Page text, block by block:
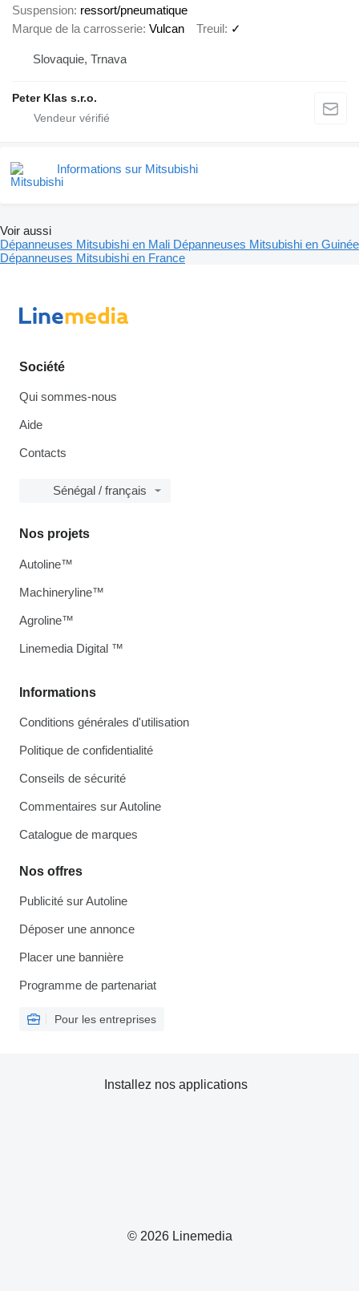
Suspension ressort/pneumatique
Marque de la carrosserie Vulcan Treuil ✓
Slovaquie, Trnava
Peter Klas s.r.o.
Informations sur Mitsubishi
Voir aussi
Dépanneuses Mitsubishi en Mali Dépanneuses Mitsubishi en Guinée
Dépanneuses Mitsubishi en France
Société
Qui sommes-nous
Aide
Contacts
Sénégal / français
Informations
Conditions générales d'utilisation
Politique de confidentialité
Conseils de sécurité
Commentaires sur Autoline
Catalogue de marques
Nos offres
Publicité sur Autoline
Déposer une annonce
Placer une bannière
Programme de partenariat
Pour les entreprises
Nos projets
Autoline™
Machineryline™
Agroline™
Linemedia Digital ™
© 2026 Linemedia
Installez nos applications